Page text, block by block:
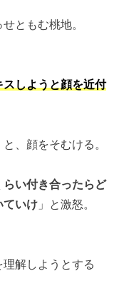
ともむ桃地。
スしようと顔を近付
、顔をそむける。
い付き合ったらど
ていけ 」と激怒。
解しようとする